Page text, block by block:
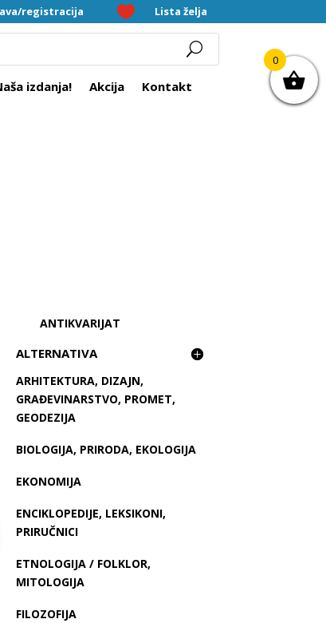
registracija  Lista želja
izdanja! Akcija Kontakt
ANTIKVARIJAT
ALTERNATIVA
ARHITEKTURA, DIZAJN,
GRAĐEVINARSTVO, PROMET,
GEODEZIJA
BIOLOGIJA, PRIRODA, EKOLOGIJA
EKONOMIJA
ENCIKLOPEDIJE, LEKSIKONI,
PRIRUČNICI
ETNOLOGIJA / FOLKLOR,
MITOLOGIJA
FILOZOFIJA
0